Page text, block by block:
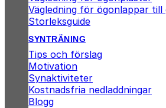
Vägledning för ögonlappar till
Storleksguide
SYNTRÄNING
Tips och förslag
Motivation
Synaktiviteter
Kostnadsfria nedladdningar
Blogg